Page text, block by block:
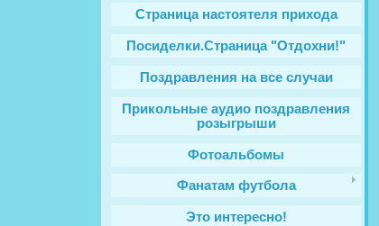
Cтраница настоятеля прихода
Посиделки.Страница "Отдохни!"
Поздравления на все случаи
Прикольные аудио поздравления
розыгрыши
Фотоальбомы
Фанатам футбола
Это интересно!